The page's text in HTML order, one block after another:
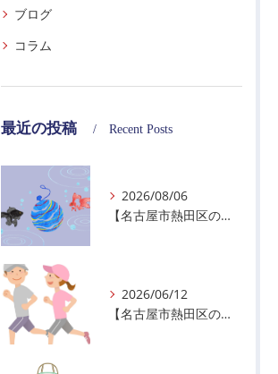
ブログ
コラム
最近の投稿 Recent Posts
2026/08/06
【名古屋市熱田区の警備会社】夏季休業のお知らせ
2026/06/12
【名古屋市熱田区の警備会社】暑熱順化で熱中症対策を！